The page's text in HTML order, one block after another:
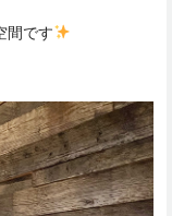
間です